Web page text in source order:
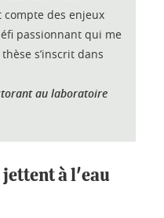
des enjeux
passionnant qui me
s’inscrit dans
au laboratoire
jettent à l'eau